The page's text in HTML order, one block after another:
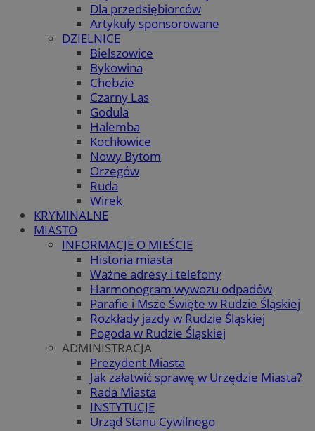
Dla przedsiębiorców
Artykuły sponsorowane
DZIELNICE
Bielszowice
Bykowina
Chebzie
Czarny Las
Godula
Halemba
Kochłowice
Nowy Bytom
Orzegów
Ruda
Wirek
KRYMINALNE
MIASTO
INFORMACJE O MIEŚCIE
Historia miasta
Ważne adresy i telefony
Harmonogram wywozu odpadów
Parafie i Msze Święte w Rudzie Śląskiej
Rozkłady jazdy w Rudzie Śląskiej
Pogoda w Rudzie Śląskiej
ADMINISTRACJA
Prezydent Miasta
Jak załatwić sprawę w Urzędzie Miasta?
Rada Miasta
INSTYTUCJE
Urząd Stanu Cywilnego